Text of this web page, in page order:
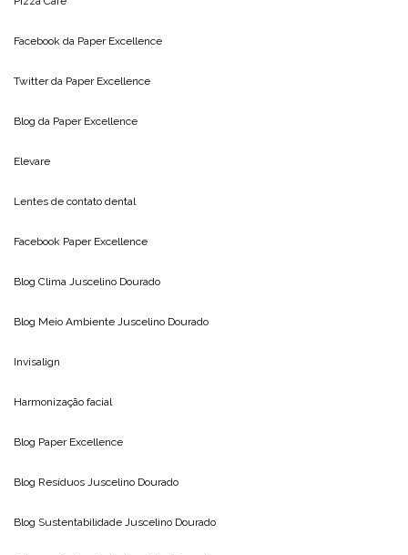
Facebook da Paper Excellence
Twitter da Paper Excellence
Blog da Paper Excellence
Elevare
Lentes de contato dental
Facebook Paper Excellence
Blog Clima Juscelino Dourado
Blog Meio Ambiente Juscelino Dourado
Invisalign
Harmonização facial
Blog Paper Excellence
Blog Resíduos Juscelino Dourado
Blog Sustentabilidade Juscelino Dourado